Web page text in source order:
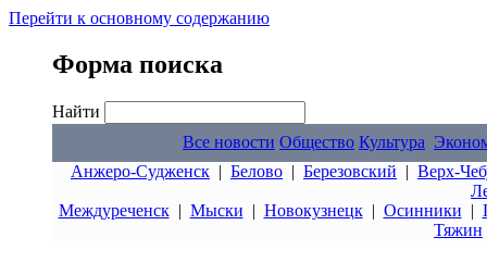
Перейти к основному содержанию
Форма поиска
Найти
Все новости Общество Культура
Анжеро-Судженск | Белово | Березовский | Верх-
Междуреченск| Мыски | Новокузнецк| Осинники |
Тяжин